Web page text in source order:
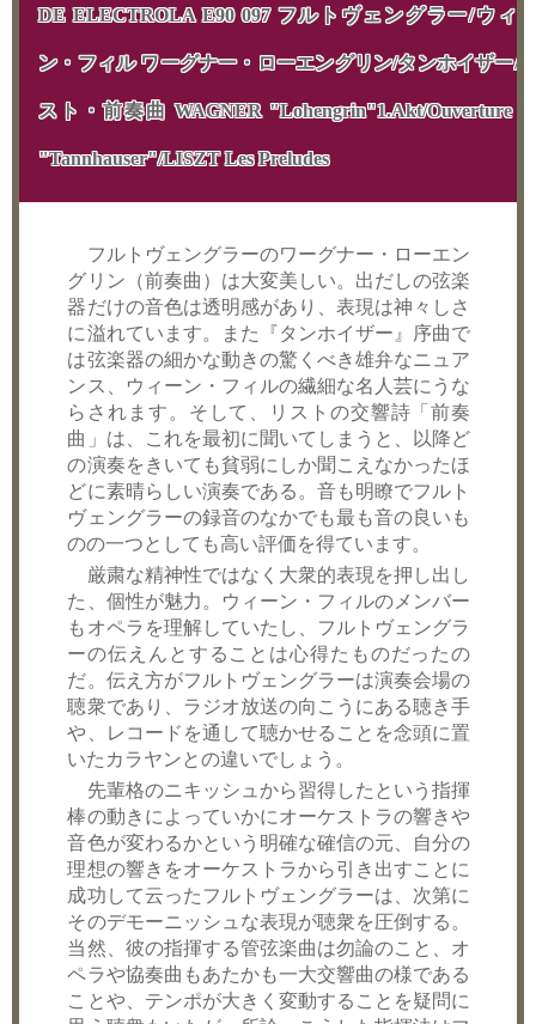
DE ELECTROLA E90 097 フルトヴェングラー/ウィ
ン・フィル ワーグナー・ローエングリン/タンホイザー/
スト・前奏曲 WAGNER "Lohengrin"1.Akt/Ouverture
"Tannhauser"/LISZT Les Preludes
フルトヴェングラーのワーグナー・ローエン
グリン（前奏曲）は大変美しい。出だしの弦楽
器だけの音色は透明感があり、表現は神々しさ
に溢れています。また『タンホイザー』序曲で
は弦楽器の細かな動きの驚くべき雄弁なニュア
ンス、ウィーン・フィルの繊細な名人芸にうな
らされます。そして、リストの交響詩「前奏
曲」は、これを最初に聞いてしまうと、以降ど
の演奏をきいても貧弱にしか聞こえなかったほ
どに素晴らしい演奏である。音も明瞭でフルト
ヴェングラーの録音のなかでも最も音の良いも
のの一つとしても高い評価を得ています。
厳粛な精神性ではなく大衆的表現を押し出し
た、個性が魅力。ウィーン・フィルのメンバー
もオペラを理解していたし、フルトヴェングラ
ーの伝えんとすることは心得たものだったの
だ。伝え方がフルトヴェングラーは演奏会場の
聴衆であり、ラジオ放送の向こうにある聴き手
や、レコードを通して聴かせることを念頭に置
いたカラヤンとの違いでしょう。
先輩格のニキッシュから習得したという指揮
棒の動きによっていかにオーケストラの響きや
音色が変わるかという明確な確信の元、自分の
理想の響きをオーケストラから引き出すことに
成功して云ったフルトヴェングラーは、次第に
そのデモーニッシュな表現が聴衆を圧倒する。
当然、彼の指揮する管弦楽曲は勿論のこと、オ
ペラや協奏曲もあたかも一大交響曲の様である
ことや、テンポが大きく変動することを疑問に